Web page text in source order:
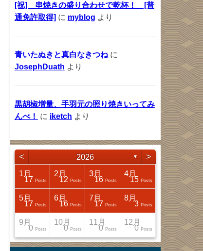
[祝] 串焼きの盛り合わせで乾杯！ [普
通免許取得] に myblog より
青いたぬきと真白なきつねに
JosephDuath より
黒胡椒増量、手羽元の照り焼きいってみ
んべ！
に iketch より
< 2026 ▼ >
1月
17 Posts
2月
12 Posts
3月
16 Posts
4月
15 Posts
5月
17 Posts
6月
16 Posts
7月
17 Posts
8月
3 Posts
9月
0 Posts
10月
0 Posts
11月
0 Posts
12月
0 Posts